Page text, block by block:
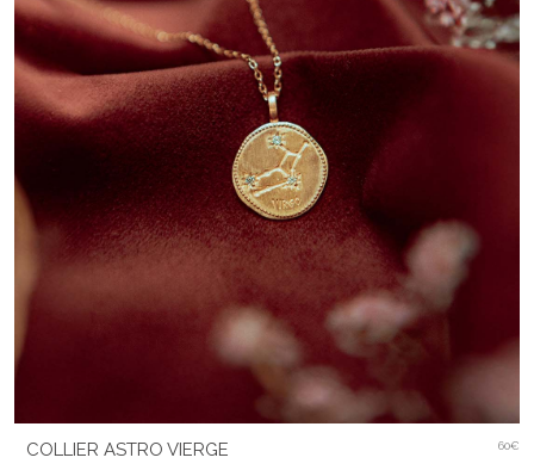
COLLIER ASTRO VIERGE 60€